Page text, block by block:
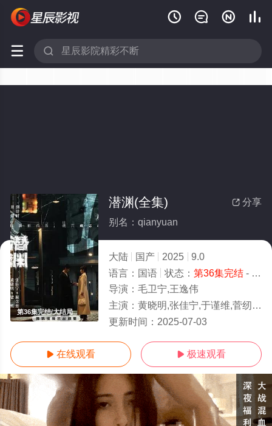
   
 
第36集完结/大结局
 分享
潜渊(全集)
别名：qianyuan
大陆 国产 2025
9.0
语言： 国语 状态： 第36集完结- 免费在线观看
导演： 毛卫宁,王逸伟
主演： 黄晓明,张佳宁,于谨维,菅纫姿,艾晓琪,李强,于洋,赫子铭
更新时间： 2025-07-03
 在线观看  极速观看